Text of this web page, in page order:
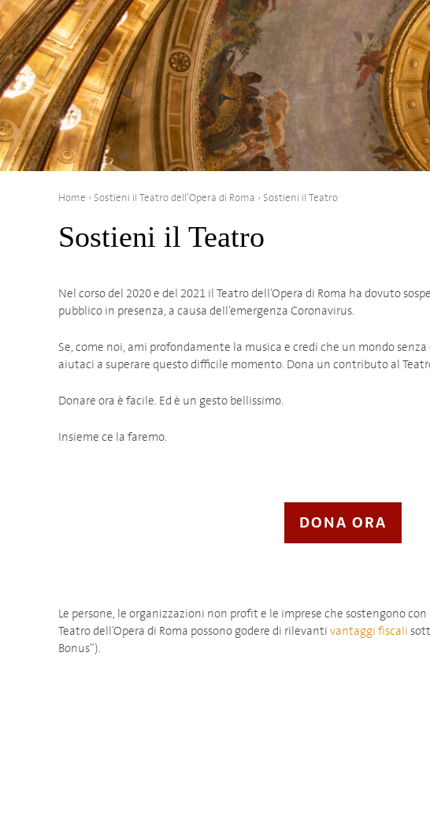
Home › Sostieni il Teatro dell’Opera di Roma › Sostieni il Teatro
Sostieni il Teatro
Nel corso del 2020 e del 2021 il Teatro dell’Opera di Roma ha dovuto
pubblico in presenza, a causa dell’emergenza Coronavirus.
Se, come noi, ami profondamente la musica e credi che un mondo
aiutaci a superare questo difficile momento. Dona un contributo al
Donare ora è facile. Ed è un gesto bellissimo.
Insieme ce la faremo.
DONA ORA
Le persone, le organizzazioni non profit e le imprese che sostengono
Teatro dell’Opera di Roma possono godere di rilevanti vantaggi fiscali
Bonus”).